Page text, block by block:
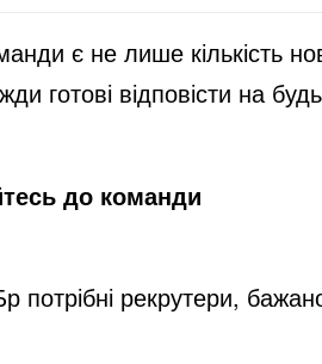
є не лише кількість
готові відповісти на
до команди
потрібні рекрутери,